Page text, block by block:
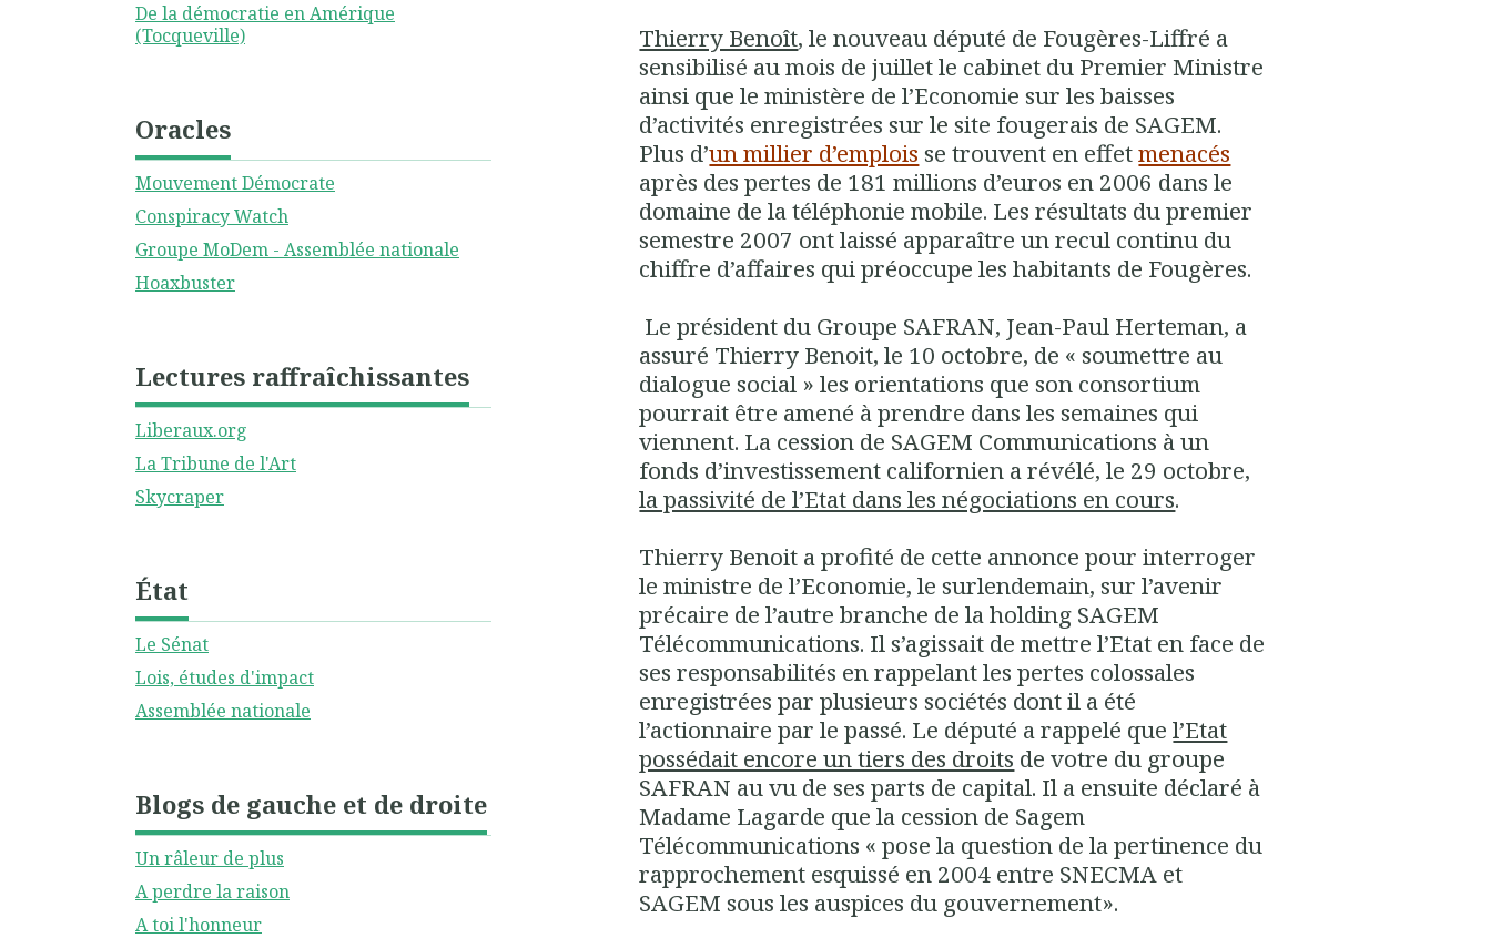
De la démocratie en Amérique
(Tocqueville)
Oracles
Mouvement Démocrate
Conspiracy Watch
Groupe MoDem - Assemblée nationale
Hoaxbuster
Lectures raffraîchissantes
Liberaux.org
La Tribune de l'Art
Skycraper
État
Le Sénat
Lois, études d'impact
Assemblée nationale
Blogs de gauche et de droite
Un râleur de plus
A perdre la raison
A toi l'honneur
Thierry Benoît, le nouveau député de Fougères-Liffré a
sensibilisé au mois de juillet le cabinet du Premier Ministre
ainsi que leministère de l’Economie surles baisses
d’activités enregistrées sur le site fougerais de SAGEM.
Plus d’un millier d’emplois se trouvent en effetmenacés
après des pertes de 181 millions d’euros en 2006 dans le
domaine de la téléphonie mobile. Les résultats du premier
semestre 2007 ont laissé apparaître un recul continu du
chiffre d’affaires qui préoccupe les habitants de Fougères.
Le président du Groupe SAFRAN, Jean-Paul Herteman, a
assuré Thierry Benoit, le 10 octobre, de « soumettre au
dialogue social » les orientations que son consortium
pourrait être amené à prendre dans les semaines qui
viennent. La cession de SAGEM Communications à un
fonds d’investissement californien a révélé, le 29 octobre,
la passivité de l’Etat dans les négociations en cours.
Thierry Benoit a profité de cette annonce pour interroger
le ministre de l’Economie, le surlendemain, sur l’avenir
précaire de l’autre branche de la holding SAGEM
Télécommunications. Il s’agissait de mettre l’Etat en face de
ses responsabilités en rappelant les pertes colossales
enregistrées par plusieurs sociétés dont il a été
l’actionnaire par le passé. Le député a rappelé quel’Etat
possédait encore un tiers des droits de votre du groupe
SAFRAN au vu de ses parts de capital. Il a ensuite déclaré à
Madame Lagarde que la cession de Sagem
Télécommunications « pose la question de la pertinence du
rapprochement esquissé en 2004 entre SNECMA et
SAGEM sous les auspices du gouvernement».